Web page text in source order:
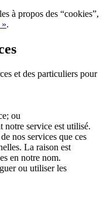
à propos des “cookies”,
.
et des particuliers pour
ou
notre service est utilisé.
nos services que ces
La raison est
en notre nom.
ou utiliser les